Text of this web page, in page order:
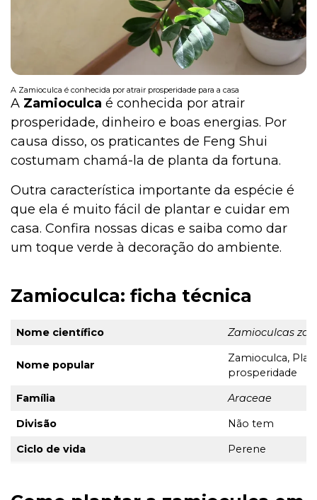
Casa & Piscina
Jardinagem
Institucional
A Zamioculca é conhecida por atrair prosperidade para a casa
A Zamioculca é conhecida por atrair
prosperidade, dinheiro e boas energias. Por
causa disso, os praticantes de Feng Shui
costumam chamá-la de planta da fortuna.
Outra característica importante da espécie é
que ela é muito fácil de plantar e cuidar em
casa. Confira nossas dicas e saiba como dar
um toque verde à decoração do ambiente.
Zamioculca: ficha técnica
Nome científico Zamioculcas
Nome popular
Zamioculca,
prosperidade
Família
Araceae
Divisão
Não tem
Ciclo de vida
Perene